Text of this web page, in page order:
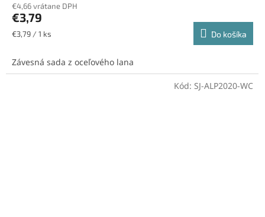
€4,66 vrátane DPH
€3,79
Jednotková
€3,79 / 1 ks Do košíka
Závesná sada z oceľového lana
Kód: SJ-ALP2020-WC